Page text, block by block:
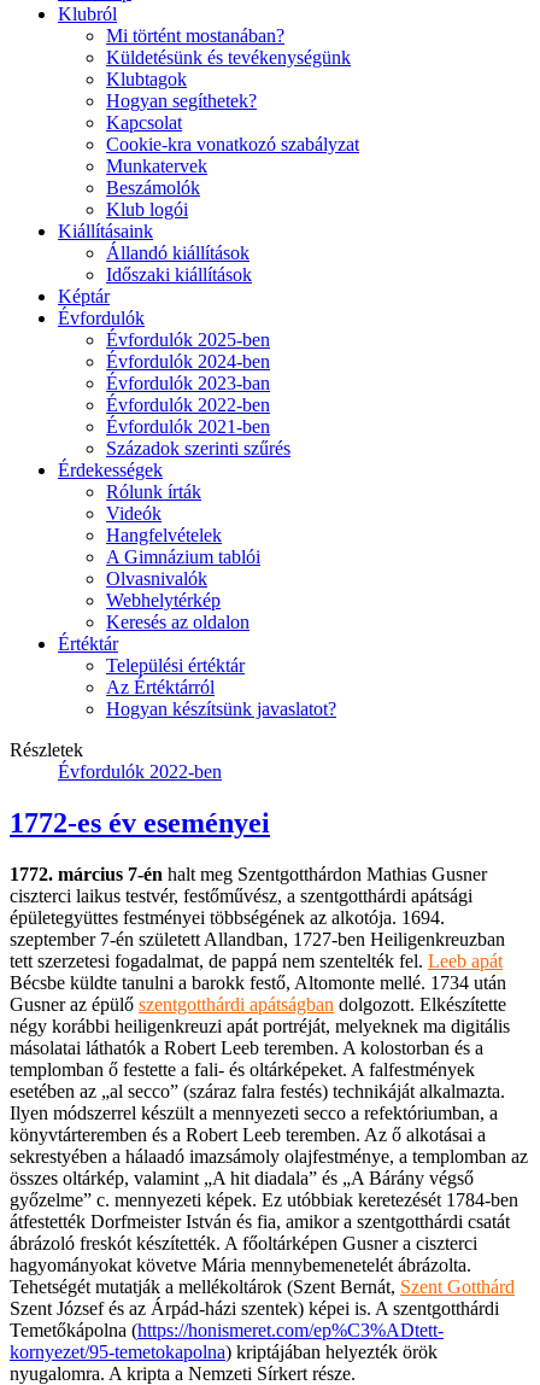
Klubról
Mi történt mostanában?
Küldetésünk és tevékenységünk
Klubtagok
Hogyan segíthetek?
Kapcsolat
Cookie-kra vonatkozó szabályzat
Munkatervek
Beszámolók
Klub logói
Kiállításaink
Állandó kiállítások
Időszaki kiállítások
Képtár
Évfordulók
Évfordulók 2025-ben
Évfordulók 2024-ben
Évfordulók 2023-ban
Évfordulók 2022-ben
Évfordulók 2021-ben
Századok szerinti szűrés
Érdekességek
Rólunk írták
Videók
Hangfelvételek
A Gimnázium tablói
Olvasnivalók
Webhelytérkép
Keresés az oldalon
Értéktár
Települési értéktár
Az Értéktárról
Hogyan készítsünk javaslatot?
Részletek
Évfordulók 2022-ben
1772-es év eseményei
1772. március 7-én halt meg Szentgotthárdon Mathias Gusner
ciszterci laikus testvér, festőművész, a szentgotthárdi apátsági
épületegyüttes festményei többségének az alkotója. 1694.
szeptember 7-én született Allandban, 1727-ben Heiligenkreuzban
tett szerzetesi fogadalmat, de pappá nem szentelték fel. Leeb apát
Bécsbe küldte tanulni a barokk festő, Altomonte mellé. 1734 után
Gusner az épülő szentgotthárdi apátságban dolgozott. Elkészítette
négy korábbi heiligenkreuzi apát portréját, melyeknek ma digitális
másolatai láthatók a Robert Leeb teremben. A kolostorban és a
templomban ő festette a fali- és oltárképeket. A falfestmények
esetében az „al secco” (száraz falra festés) technikáját alkalmazta.
Ilyen módszerrel készült a mennyezeti secco a refektóriumban, a
könyvtárteremben és a Robert Leeb teremben. Az ő alkotásai a
sekrestyében a hálaadó imazsámoly olajfestménye, a templomban az
összes oltárkép, valamint „A hit diadala” és „A Bárány végső
győzelme” c. mennyezeti képek. Ez utóbbiak keretezését 1784-ben
átfestették Dorfmeister István és fia, amikor a szentgotthárdi csatát
ábrázoló freskót készítették. A főoltárképen Gusner a ciszterci
hagyományokat követve Mária mennybemenetelét ábrázolta.
Tehetségét mutatják a mellékoltárok (Szent Bernát, Szent Gotthárd
Szent József és az Árpád-házi szentek) képei is. A szentgotthárdi
Temetőkápolna (https://honismeret.com/ep%C3%ADtett-
kornyezet/95-temetokapolna) kriptájában helyezték örök
nyugalomra. A kripta a Nemzeti Sírkert része.